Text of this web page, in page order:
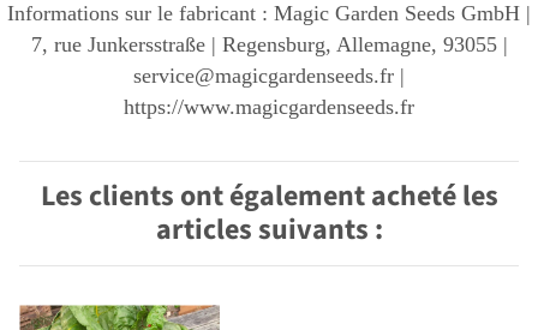
Informations sur le fabricant : Magic Garden Seeds GmbH |
7, rue Junkersstraße | Regensburg, Allemagne, 93055 |
service@magicgardenseeds.fr |
https://www.magicgardenseeds.fr
Les clients ont également acheté les
articles suivants :